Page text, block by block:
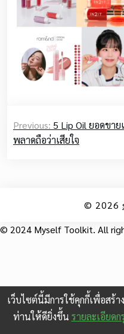
navigation
Previous: 5 Lip Oil ยอดขา
พลาดถือว่าเสียใจ
© 2026
© 2024 Myself Toolkit. All
เว็บไซต์นี้มีการใช้คุกกี้เพื่อสร้
ท่านให้ดียิ่งขึ้น รายละเอียด